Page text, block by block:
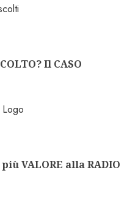
Il CASO
VALORE alla RADIO